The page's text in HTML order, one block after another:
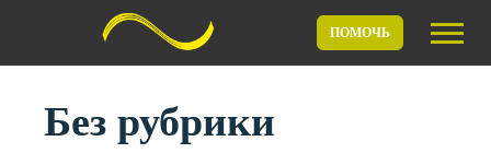
ПОМОЧЬ
Без рубрики